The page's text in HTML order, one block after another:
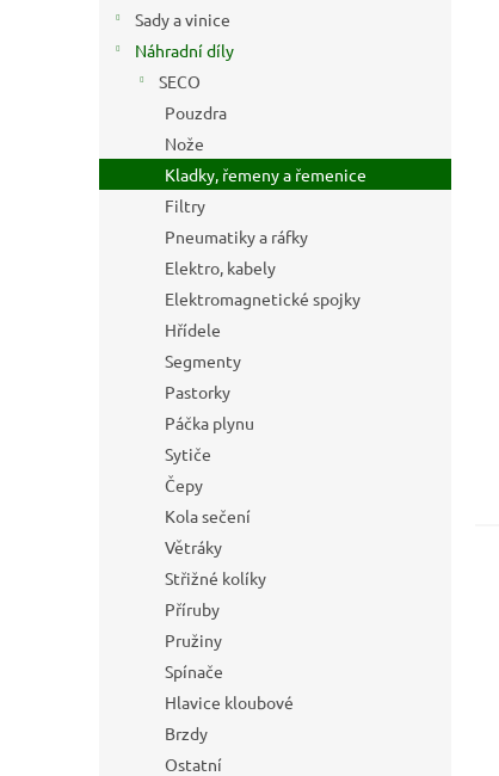
Sady a vinice
Náhradní díly
SECO
Pouzdra
Nože
Kladky, řemeny a řemenice
Filtry
Pneumatiky a ráfky
Elektro, kabely
Elektromagnetické spojky
Hřídele
Segmenty
Pastorky
Páčka plynu
Sytiče
Čepy
Kola sečení
Větráky
Střižné kolíky
Příruby
Pružiny
Spínače
Hlavice kloubové
Brzdy
Ostatní